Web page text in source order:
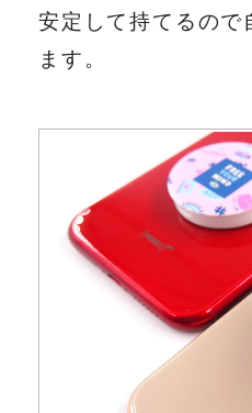
安定して持てるの
ます。